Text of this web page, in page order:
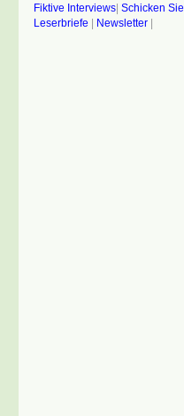
Fiktive Interviews| Schicken
Leserbriefe | Newsletter|